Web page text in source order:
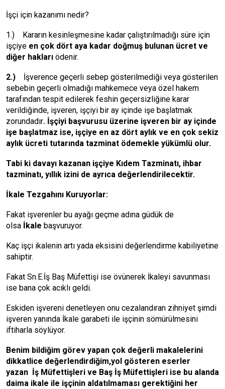
İşçi için kazanımı nedir?
1.) Kararın kesinleşmesine kadar çalıştırılmadığı süre için
işçiye en çok dört aya kadar doğmuş bulunan ücret ve
diğer hakları ödenir.
2.) İşverence geçerli sebep gösterilmediği veya gösterilen
sebebin geçerli olmadığı mahkemece veya özel hakem
tarafından tespit edilerek feshin geçersizliğine karar
verildiğinde, işveren, işçiyi bir ay içinde işe başlatmak
zorundadır. İşçiyi başvurusu üzerine işveren bir ay içinde
işe başlatmaz ise, işçiye en az dört aylık ve en çok sekiz
aylık ücreti tutarında tazminat ödemekle yükümlü olur.
Tabi ki davayı kazanan işçiye Kıdem Tazminatı, ihbar
tazminatı, yıllık izini de ayrıca değerlendirilecektir.
İkale Tezgahını Kuruyorlar:
Fakat işverenler bu ayağı geçme adına güdük de
olsa İkale başvuruyor.
Kaç işçi ikalenin artı yada eksisini değerlendirme kabiliyetine
sahiptir.
Fakat Sn.E.İş Baş Müfettişi ise övünerek İkaleyi savunması
ise bana çok acıklı geldi.
Eskiden işvereni denetleyen onu cezalandıran zihniyet şimdi
işveren yanında İkale garabeti ile işçinin sömürülmesini
iftiharla söylüyor.
Benim bildiğim görev yapan çok değerli makalelerini
dikkatlice değerlendirdiğim,yol gösteren eserler
yazan İş Müfettişleri ve Baş İş Müfettişleri ise bu alanda
daima ikale ile işçinin aldatılmaması gerektiğini her